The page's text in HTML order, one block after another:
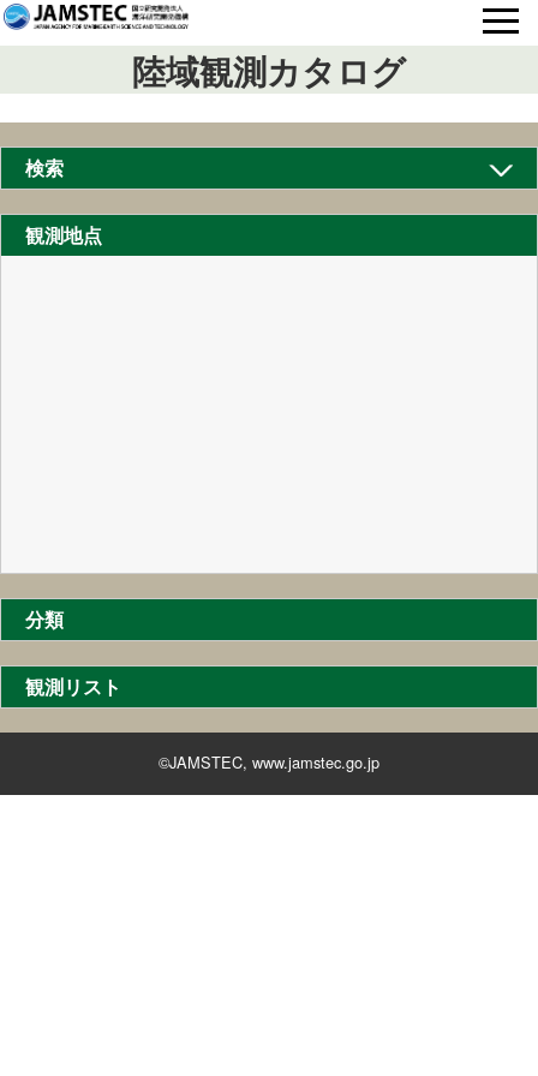
陸域観測カタログ
検索
観測地点
分類
観測リスト
©JAMSTEC, www.jamstec.go.jp